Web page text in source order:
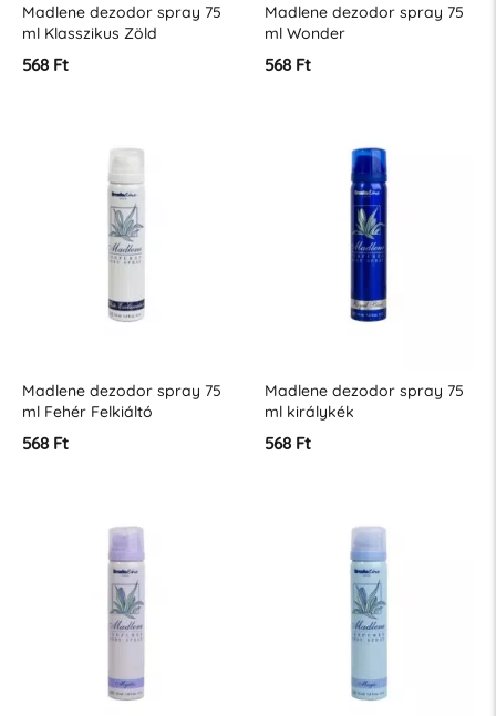
Madlene dezodor spray 75
ml Klasszikus Zöld
568 Ft
Madlene dezodor spray 75
ml Wonder
568 Ft
Madlene dezodor spray 75
ml Fehér Felkiáltó
568 Ft
Madlene dezodor spray 75
ml királykék
568 Ft